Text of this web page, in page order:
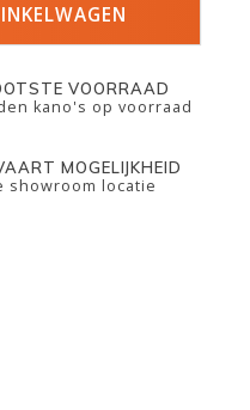
VOORRAAD
kano's op voorraad
MOGELIJKHEID
showroom locatie